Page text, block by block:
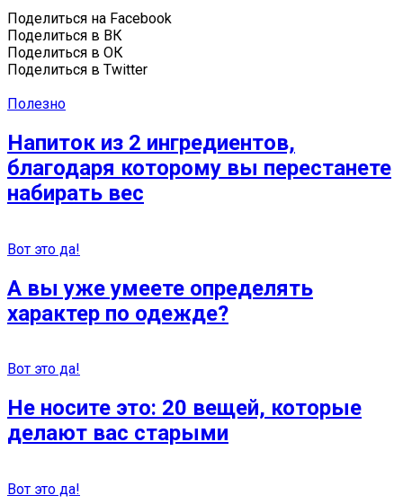
Поделиться на Facebook
Поделиться в ВК
Поделиться в ОК
Поделиться в Twitter
Полезно
Напиток из 2 ингредиентов,
благодаря которому вы перестанете
набирать вес
Вот это да!
А вы уже умеете определять
характер по одежде?
Вот это да!
Не носите это: 20 вещей, которые
делают вас старыми
Вот это да!